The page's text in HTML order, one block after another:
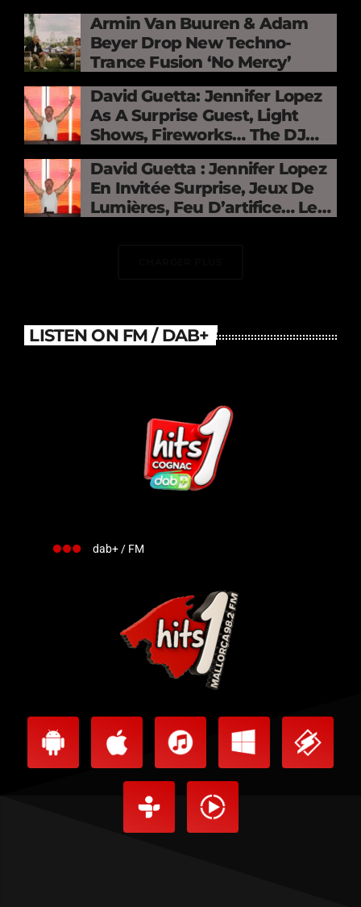
Armin Van Buuren & Adam
Beyer Drop New Techno-
Trance Fusion ‘No Mercy’
David Guetta: Jennifer Lopez
As A Surprise Guest, Light
Shows, Fireworks… The DJ
France
David Guetta : Jennifer Lopez
En Invitée Surprise, Jeux De
Lumières, Feu D’artifice… Le
LISTEN ON FM / DAB+
dab+ / FM